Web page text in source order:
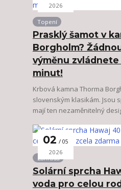
2026
Topení
Prasklý šamot v
Borgholm?
výměnu zvládnete
minut!
Krbová kamna Thorma
slovenským klasikám. Jsou
mají ten nezaměnitelný
02 05
2026
Zahrada
Solární sprcha
voda pro celou